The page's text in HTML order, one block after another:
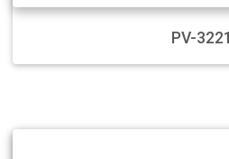
PV-3221